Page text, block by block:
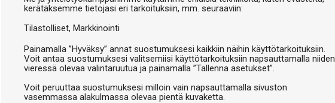
kerätäksemme tietojasi eri tarkoituksiin, mm. seuraaviin:
Tilastolliset Markkinointi
Painamalla ”Hyväksy” annat suostumuksesi kaikkiin näihin käyttötarkoituksiin.
Voit antaa suostumuksesi valitsemiisi käyttötarkoituksiin napsauttamalla niiden
vieressä olevaa valintaruutua ja painamalla ”Tallenna asetukset”.
Voit peruuttaa suostumuksesi milloin vain napsauttamalla sivuston
vasemmassa alakulmassa olevaa pientä kuvaketta.